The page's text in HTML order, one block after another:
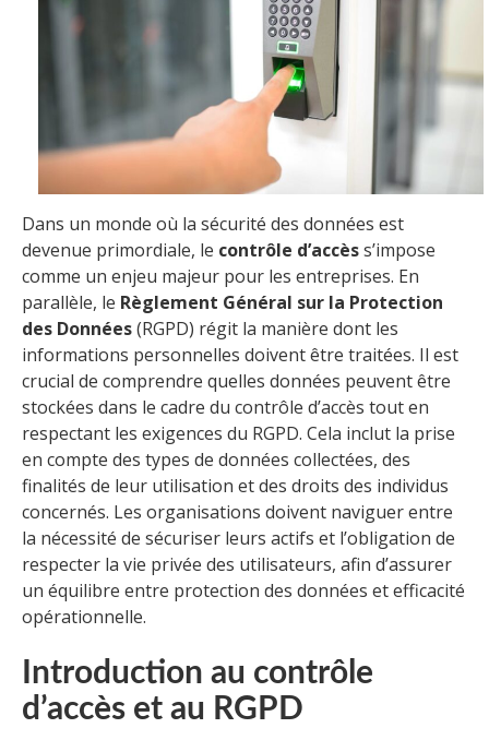
Dans un monde où la sécurité des données est
devenue primordiale, le contrôle d’accèss’impose
comme un enjeu majeur pour les entreprises. En
parallèle, le Règlement Général sur la Protection
des Données(RGPD) régit la manière dont les
informations personnelles doivent être traitées. Il est
crucial de comprendre quelles données peuvent être
stockées dans le cadre du contrôle d’accès tout en
respectant les exigences du RGPD. Cela inclut la prise
en compte des types de données collectées, des
finalités de leur utilisation et des droits des individus
concernés. Les organisations doivent naviguer entre
la nécessité de sécuriser leurs actifs et l’obligation de
respecter la vie privée des utilisateurs, afin d’assurer
un équilibre entre protection des données et efficacité
opérationnelle.
Introduction au contrôle
d’accès et au RGPD